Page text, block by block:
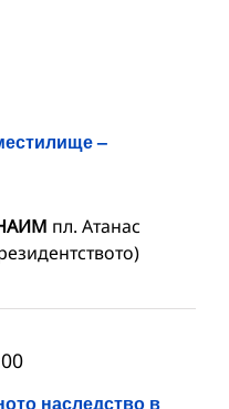
–
пл. Атанас
наследство в